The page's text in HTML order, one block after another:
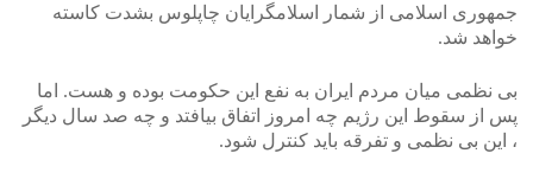
جمهوری اسلامی از شمار اسلامگرایان چاپلوس بشدت کاسته
خواهد شد.
بی نظمی میان مردم ایران به نفع این حکومت بوده و هست. اما
پس از سقوط این رژیم چه امروز اتفاق بیافتد و چه صد سال دیگر
، این بی نظمی و تفرقه باید کنترل شود.